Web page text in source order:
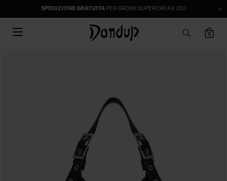
SPEDIZIONE GRATUITAPER ORDINI SUPERIORI A € 250
0